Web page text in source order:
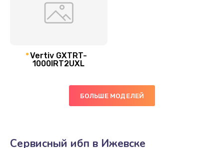
Vertiv GXTRT-
1000IRT2UXL
БОЛЬШЕ МОДЕЛЕЙ
Сервисный ибп в Ижевске